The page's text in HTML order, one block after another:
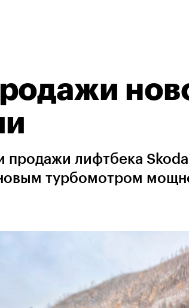
продажи лифтбека
турбомотром